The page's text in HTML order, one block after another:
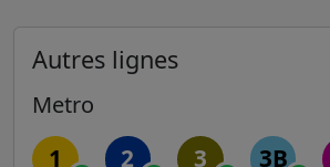
Autres lignes
Metro
1 2 3 3B